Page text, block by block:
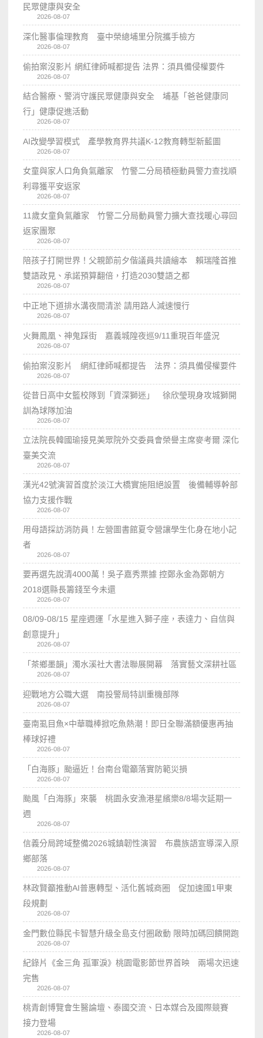
民眾健康與安全
2026-08-07
深化醫事倫理教育 臺中榮總埔里分院攜手檢方
2026-08-07
偷拍案沒影片 網紅律師喊都提告 法界：須具備侵權要件
2026-08-07
結合醫療、警消守護民眾健康與安全 埔基「爸爸健康同
行」健康促進活動
2026-08-07
AI改變學習模式 產學教育界共議K-12教育轉型新藍圖
2026-08-07
女童與家人口角負氣離家 竹警二分局積極動員警力查找順
利尋獲平安返家
2026-08-07
11歲女童負氣離家 竹警二分局動員警力擴大查找暖心尋回
返家團聚
2026-08-07
陪孩子打開世界！父親節前夕偕議員共讀繪本 賴瑞隆首推
雙語政見、承諾預算翻倍，打造2030雙語之都
2026-08-07
中正地下道排水溝夜間清淤 請用路人減速慢行
2026-08-07
火舞鳳凰、神鬼踩街 嘉義城隍夜巡9/11重現百年盛況
2026-08-07
偷拍案沒影片 網紅律師喊都提告 法界：須具備侵權要件
2026-08-07
從昔日高中女籃校隊到「資深獅迷」 徐欣瑩現身攻城獅開
訓為球隊加油
2026-08-07
立法院長韓國瑜接見美眾院外交委員會榮譽主席麥考爾 深化
臺美交流
2026-08-07
漢光42號演習首度於淡江大橋實施阻絕設置 後備輔導幹部
協力支援作戰
2026-08-07
用母語採訪消防員！左營圖書館夏令營讓學生化身在地小記
者
2026-08-07
要再選先說清4000萬！吳子嘉秀票據 控鄭永金為鄭朝方
2018選縣長籌錢至今未還
2026-08-07
08/09-08/15 星座週運「水星進入獅子座，表達力、自信與
創意提升」
2026-08-07
「茶鄉墨韻」濁水溪社大書法聯展開幕 落實藝文深耕社區
2026-08-07
迎戰地方公職大選 南投警局特訓重機部隊
2026-08-07
臺南虱目魚×中華職棒掀吃魚熱潮！即日全聯滿額優惠再抽
棒球好禮
2026-08-07
「白海豚」颱逼近！台南台電籲落實防範災損
2026-08-07
颱風「白海豚」來襲 桃園永安漁港星繽樂8/8場次延期一
週
2026-08-07
信義分局跨域整備2026城鎮韌性演習 布農族語宣導深入原
鄉部落
2026-08-07
林政賢籲推動AI普惠轉型、活化舊城商圈 促加速國1甲東
段規劃
2026-08-07
金門數位縣民卡智慧升級全島支付圈啟動 限時加碼回饋開跑
2026-08-07
紀錄片《金三角 孤軍淚》桃園電影節世界首映 兩場次迅速
完售
2026-08-07
桃青創博覽會生醫論壇、泰國交流、日本媒合及國際競賽
接力登場
2026-08-07